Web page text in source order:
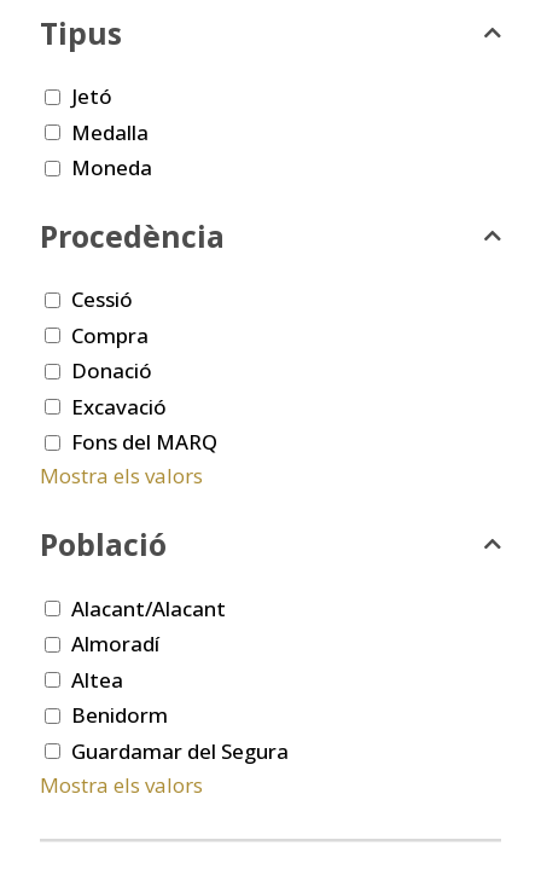
Tipus
Jetó
Medalla
Moneda
Procedència
Cessió
Compra
Donació
Excavació
Fons del MARQ
Mostra els valors
Població
Alacant/Alacant
Almoradí
Altea
Benidorm
Guardamar del Segura
Mostra els valors